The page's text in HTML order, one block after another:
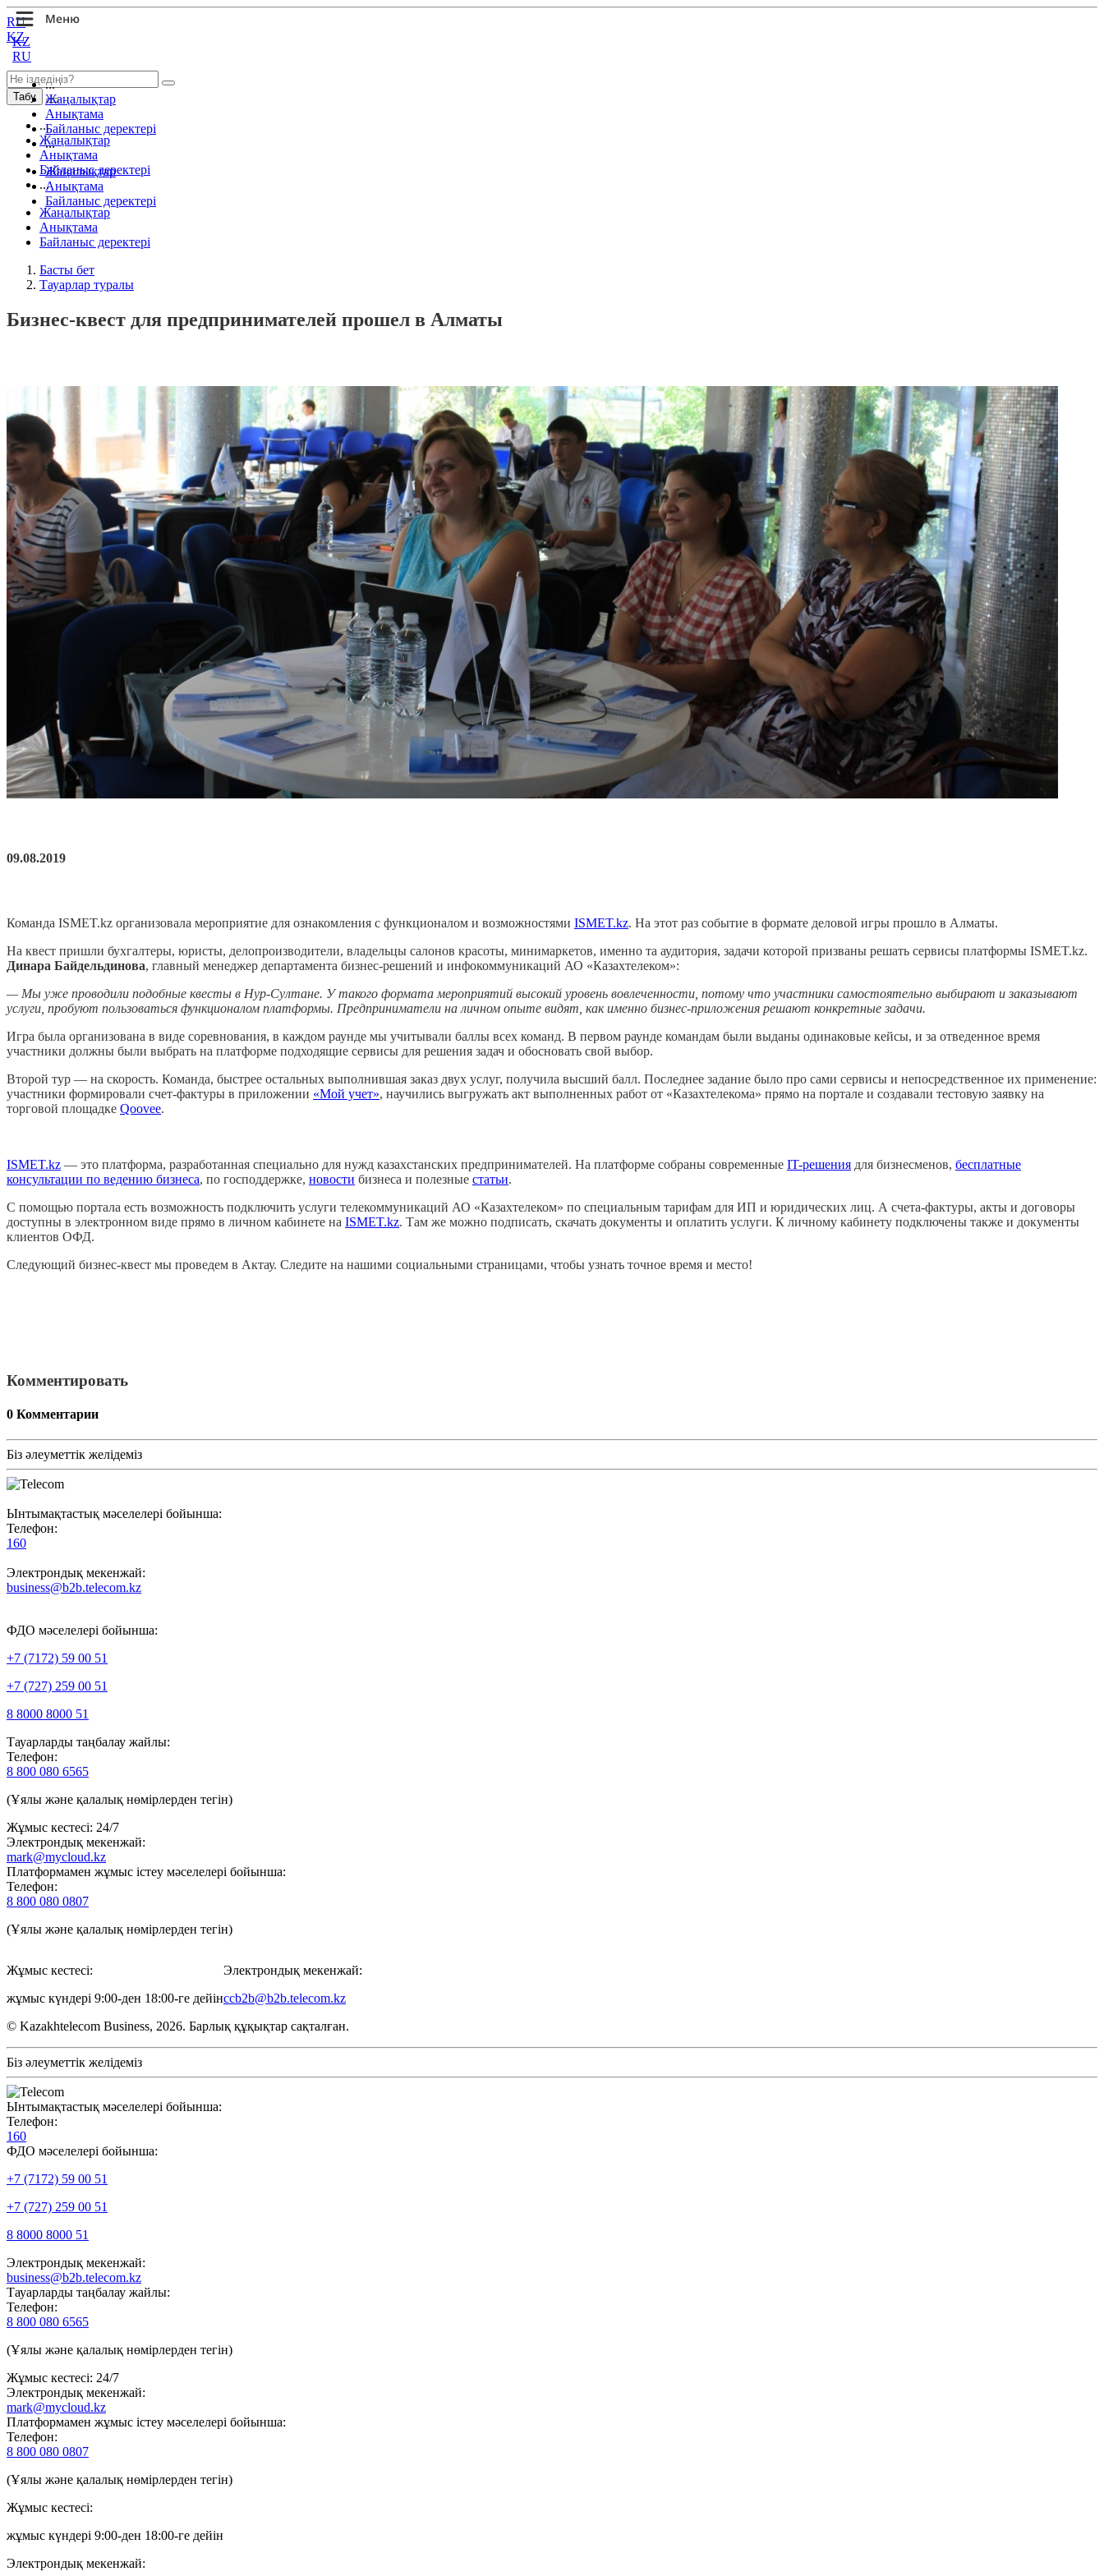
KZ
RU
...
Жаңалықтар
Анықтама
Байланыс деректері
...
Жаңалықтар
Анықтама
Байланыс деректері
RU
KZ
Табу
...
Жаңалықтар
Анықтама
Байланыс деректері
...
Жаңалықтар
Анықтама
Байланыс деректері
Басты бет
Тауарлар туралы
Бизнес-квест для предпринимателей прошел в Алматы
09.08.2019
Команда ISMET.kz организовала мероприятие для ознакомления с функционалом и возможностями ISMET.kz. На этот раз событие в формате деловой игры прошло в Алматы.
На квест пришли бухгалтеры, юристы, делопроизводители, владельцы салонов красоты, минимаркетов, именно та аудитория, задачи которой призваны решать сервисы платформы ISMET.kz.
Динара Байдельдинова, главный менеджер департамента бизнес-решений и инфокоммуникаций АО «Казахтелеком»:
— Мы уже проводили подобные квесты в Нур-Султане. У такого формата мероприятий высокий уровень вовлеченности, потому что участники самостоятельно выбирают и заказывают
услуги, пробуют пользоваться функционалом платформы. Предприниматели на личном опыте видят, как именно бизнес-приложения решают конкретные задачи.
Игра была организована в виде соревнования, в каждом раунде мы учитывали баллы всех команд. В первом раунде командам были выданы одинаковые кейсы, и за отведенное время
участники должны были выбрать на платформе подходящие сервисы для решения задач и обосновать свой выбор.
Второй тур — на скорость. Команда, быстрее остальных выполнившая заказ двух услуг, получила высший балл. Последнее задание было про сами сервисы и непосредственное их применение:
участники формировали счет-фактуры в приложении «Мой учет», научились выгружать акт выполненных работ от «Казахтелекома» прямо на портале и создавали тестовую заявку на
торговой площадке Qoovee.
ISMET.kz — это платформа, разработанная специально для нужд казахстанских предпринимателей. На платформе собраны современные IT-решения для бизнесменов, бесплатные
консультации по ведению бизнеса, по господдержке, новости бизнеса и полезные статьи.
С помощью портала есть возможность подключить услуги телекоммуникаций АО «Казахтелеком» по специальным тарифам для ИП и юридических лиц. А счета-фактуры, акты и договоры
доступны в электронном виде прямо в личном кабинете на ISMET.kz. Там же можно подписать, скачать документы и оплатить услуги. К личному кабинету подключены также и документы
клиентов ОФД.
Следующий бизнес-квест мы проведем в Актау. Следите на нашими социальными страницами, чтобы узнать точное время и место!
Комментировать
0 Комментарии
Біз әлеуметтік желідеміз
Ынтымақтастық мәселелері бойынша:
Телефон:
160
Электрондық мекенжай:
business@b2b.telecom.kz
ФДО мәселелері бойынша:
+7 (7172) 59 00 51
+7 (727) 259 00 51
8 8000 8000 51
Тауарларды таңбалау жайлы:
Телефон:
8 800 080 6565
(Ұялы және қалалық нөмірлерден тегін)
Жұмыс кестесі: 24/7
Электрондық мекенжай:
mark@mycloud.kz
Платформамен жұмыс істеу мәселелері бойынша:
Телефон:
8 800 080 0807
(Ұялы және қалалық нөмірлерден тегін)
Жұмыс кестесі:
жұмыс күндері 9:00-ден 18:00-ге дейін
Электрондық мекенжай:
ccb2b@b2b.telecom.kz
© Kazakhtelecom Business, 2026. Барлық құқықтар сақталған.
Біз әлеуметтік желідеміз
Ынтымақтастық мәселелері бойынша:
Телефон:
160
ФДО мәселелері бойынша:
+7 (7172) 59 00 51
+7 (727) 259 00 51
8 8000 8000 51
Электрондық мекенжай:
business@b2b.telecom.kz
Тауарларды таңбалау жайлы:
Телефон:
8 800 080 6565
(Ұялы және қалалық нөмірлерден тегін)
Жұмыс кестесі: 24/7
Электрондық мекенжай:
mark@mycloud.kz
Платформамен жұмыс істеу мәселелері бойынша:
Телефон:
8 800 080 0807
(Ұялы және қалалық нөмірлерден тегін)
Жұмыс кестесі:
жұмыс күндері 9:00-ден 18:00-ге дейін
Электрондық мекенжай: